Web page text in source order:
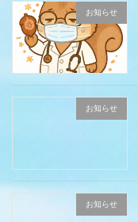
お知らせ
お知らせ
お知らせ